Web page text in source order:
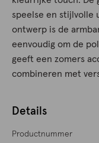
speelse en stijlvolle
ontwerp is de
eenvoudig om de
geeft een zomers
combineren met
Details
Productnummer